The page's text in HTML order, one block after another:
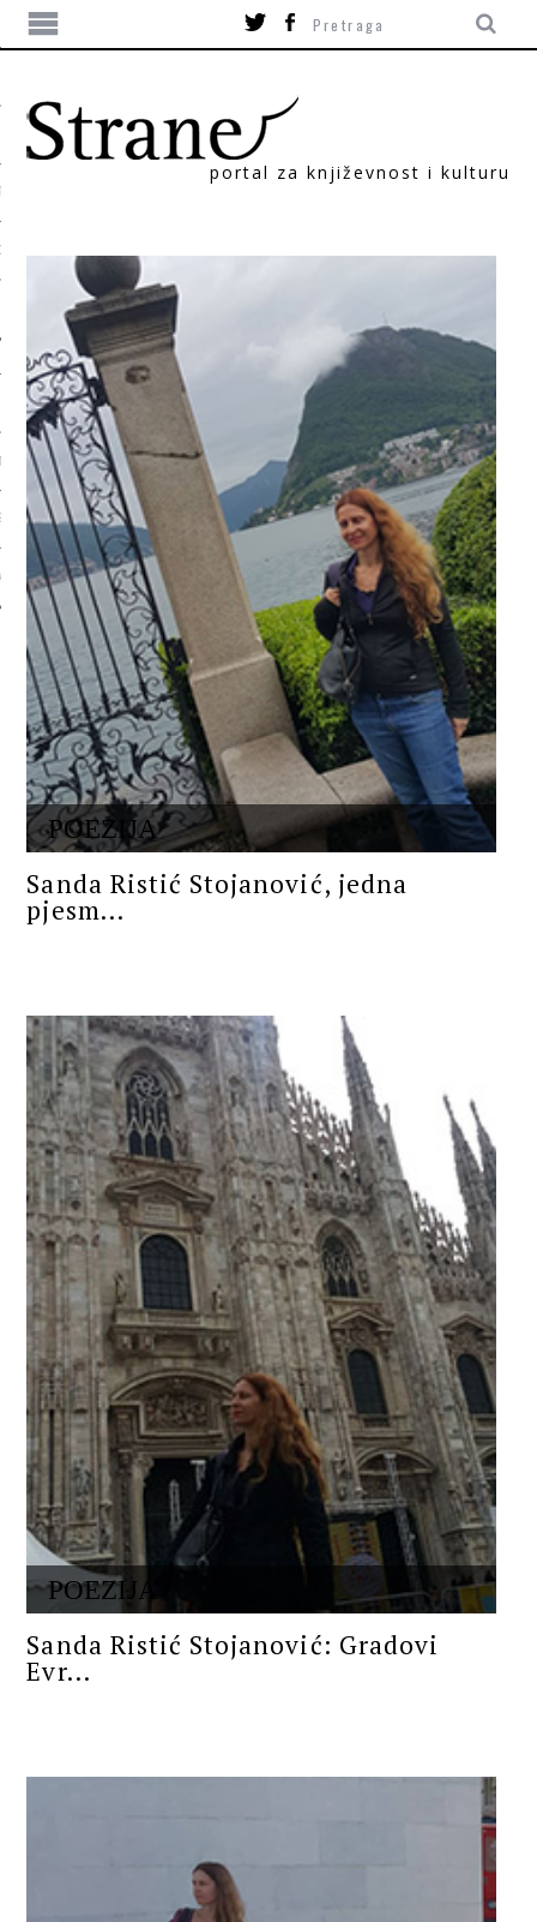
portal za književnost i kulturu
POEZIJA
Sanda Ristić Stojanović, jedna
pjesm...
POEZIJA
Sanda Ristić Stojanović: Gradovi
Evr...